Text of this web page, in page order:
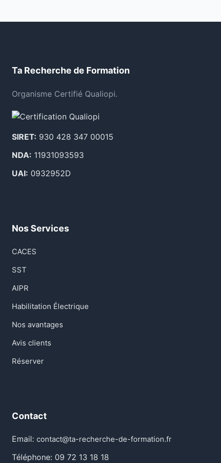
Ta Recherche de Formation
Organisme Certifié Qualiopi.
SIRET: 930 428 347 00015
NDA: 11931093593
UAI: 0932952D
Nos Services
CACES
SST
AIPR
Habilitation Électrique
Nos avantages
Avis clients
Réserver
Contact
Email: contact@ta-recherche-de-formation.fr
Téléphone: 09 72 13 18 18